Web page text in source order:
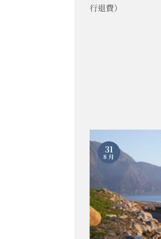
行退費）
31
8 月